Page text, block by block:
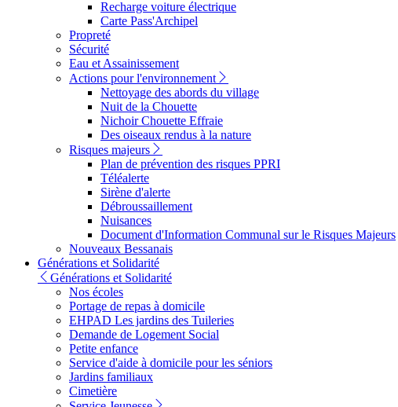
Recharge voiture électrique
Carte Pass'Archipel
Propreté
Sécurité
Eau et Assainissement
Actions pour l'environnement
Nettoyage des abords du village
Nuit de la Chouette
Nichoir Chouette Effraie
Des oiseaux rendus à la nature
Risques majeurs
Plan de prévention des risques PPRI
Téléalerte
Sirène d'alerte
Débroussaillement
Nuisances
Document d'Information Communal sur le Risques Majeurs
Nouveaux Bessanais
Générations et Solidarité
Générations et Solidarité
Nos écoles
Portage de repas à domicile
EHPAD Les jardins des Tuileries
Demande de Logement Social
Petite enfance
Service d'aide à domicile pour les séniors
Jardins familiaux
Cimetière